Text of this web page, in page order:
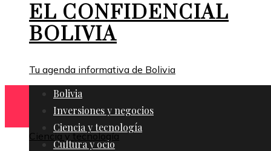
EL CONFIDENCIAL
BOLIVIA
Tu agenda informativa de Bolivia
Bolivia
Inversiones y negocios
Ciencia y tecnología
Cultura y ocio
Ciencia y tecnología